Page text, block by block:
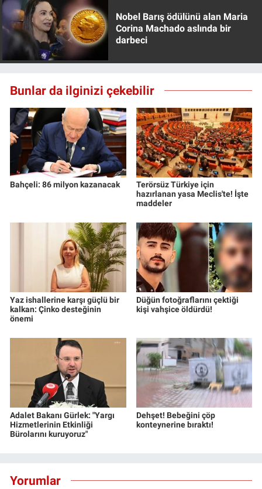
Nobel Barış ödülünü alan Maria
Corina Machado aslında bir
darbeci
Bunlar da ilginizi çekebilir
Bahçeli: 86 milyon kazanacak
Terörsüz Türkiye için
hazırlanan yasa Meclis'te! İşte
maddeler
Yaz ishallerine karşı güçlü bir
kalkan: Çinko desteğinin
önemi
Düğün fotoğraflarını çektiği
kişi vahşice öldürdü!
Adalet Bakanı Gürlek: "Yargı
Hizmetlerinin Etkinliği
Bürolarını kuruyoruz"
Dehşet! Bebeğini çöp
konteynerine bıraktı!
Yorumlar